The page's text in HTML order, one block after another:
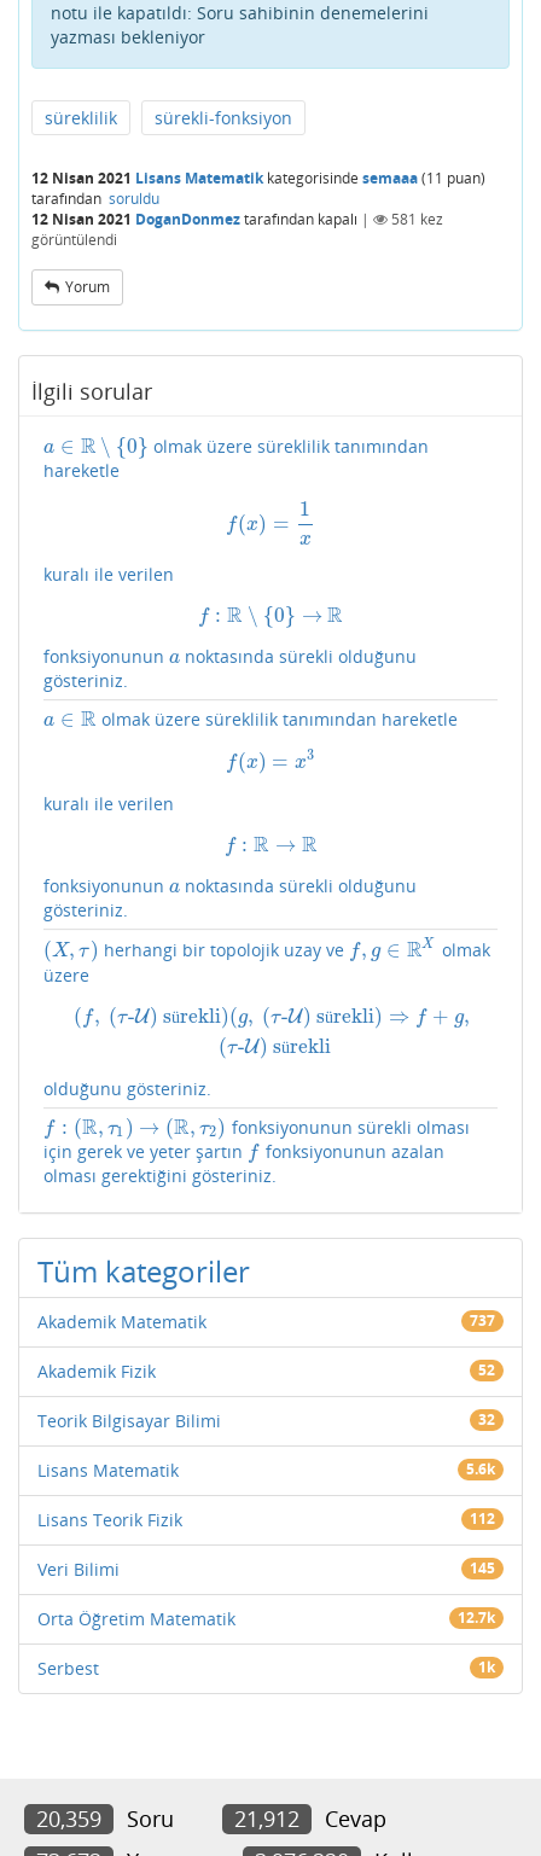
notu ile kapatıldı: Soru sahibinin denemelerini
yazması bekleniyor
süreklilik sürekli-fonksiyon
12 Nisan 2021 Lisans Matematikkategorisinde semaaa(11 puan)
tarafından soruldu
12 Nisan 2021 DoganDonmeztarafından kapalı | 581 kez
görüntülendi
Yorum
İlgili sorular
a ∈ R ∖ {0}
a∈R ∖{ 0}
olmak üzere süreklilik tanımından
hareketle
f(x) =
1
x
f(x) =1x
kuralı ile verilen
f : R ∖ {0} → R
f:R∖ {0} → R
fonksiyonunun a
anoktasında sürekli olduğunu
gösteriniz.
a ∈ R
a∈R olmak üzere süreklilik tanımından hareketle
f(x) = x3
f(x) =x3
kuralı ile verilen
f : R → R
f :R→R
fonksiyonunun a
anoktasında sürekli olduğunu
gösteriniz.
(X, τ)
(X,τ) herhangi bir topolojik uzay ve f, g ∈ RX
f,g ∈ RX
olmak
üzere
( f, (τ-U) sürekli)(g, (τ-U) sürekli) ⇒ f + g,
(τ-U) sürekli
( f, ( -U)sürekli)(g, (τ-U) sürekli )⇒f+g, (τ U)sürekli
olduğunu gösteriniz.
f : (R, τ1 ) → (R, τ2)
f:( R τ1)→(R, τ2)
fonksiyonunun sürekli olması
için gerek ve yeter şartın f
f fonksiyonunun azalan
olması gerektiğini gösteriniz.
Tüm kategoriler
Akademik Matematik 737
Akademik Fizik 52
Teorik Bilgisayar Bilimi 32
Lisans Matematik 5.6k
Lisans Teorik Fizik 112
Veri Bilimi 145
Orta Öğretim Matematik 12.7k
Serbest 1k
20,359 Soru 21,912
Cevap